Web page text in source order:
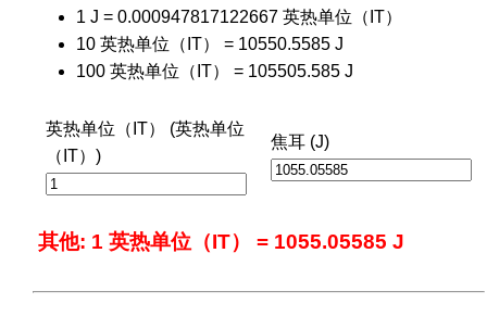
1 J = 0.000947817122667 英热单位（IT）
10 英热单位（IT） = 10550.5585 J
100 英热单位（IT） = 105505.585 J
英热单位（IT） (英热单位
（IT）)
焦耳 (J)
其他: 1 英热单位（IT） = 1055.05585 J